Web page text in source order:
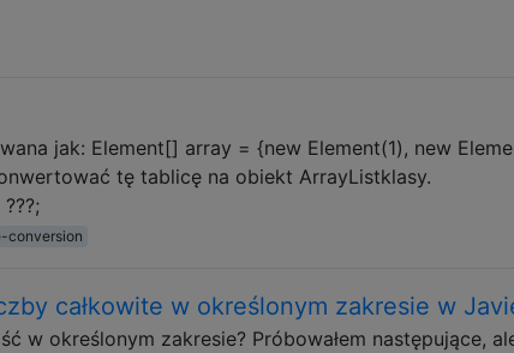
jak: Element[] array = {new Element(1), new
tę tablicę na obiekt ArrayListklasy.
conversion
całkowite w określonym zakresie w
w określonym zakresie? Próbowałem następujące,